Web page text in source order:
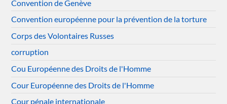
Convention de Genève
Convention européenne pour la prévention de la torture
Corps des Volontaires Russes
corruption
Cou Européenne des Droits de l'Homme
Cour Européenne des Droits de l'Homme
Cour pénale internationale